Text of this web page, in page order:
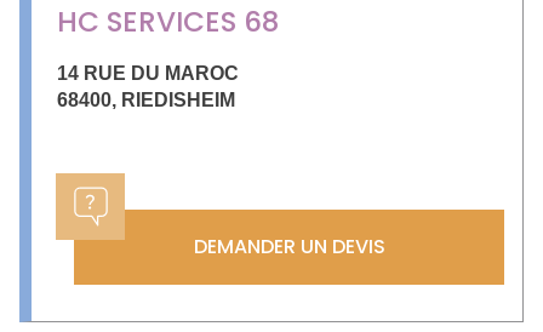
HC SERVICES 68
14 RUE DU MAROC
68400, RIEDISHEIM
DEMANDER UN DEVIS